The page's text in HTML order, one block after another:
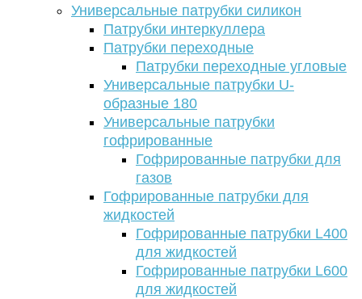
Универсальные патрубки силикон
Патрубки интеркуллера
Патрубки переходные
Патрубки переходные угловые
Универсальные патрубки U-
образные 180
Универсальные патрубки
гофрированные
Гофрированные патрубки для
газов
Гофрированные патрубки для
жидкостей
Гофрированные патрубки L400
для жидкостей
Гофрированные патрубки L600
для жидкостей